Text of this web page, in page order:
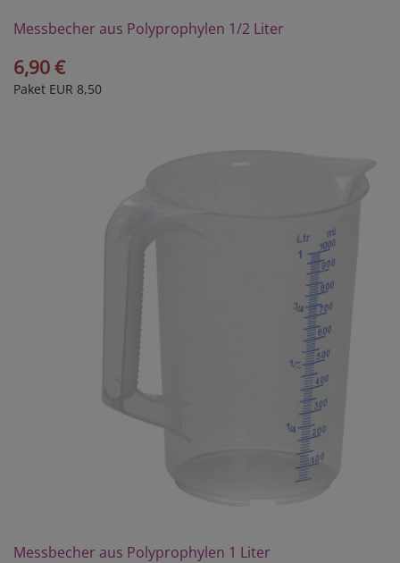
Messbecher aus Polyprophylen 1/2 Liter
6,90 €
Paket EUR 8,50
Messbecher aus Polyprophylen 1 Liter